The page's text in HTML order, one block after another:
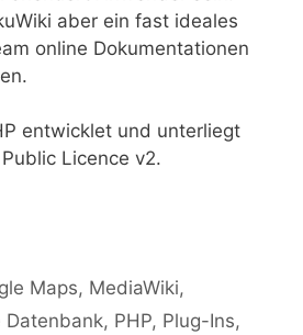
aber ein fast ideales
online Dokumentationen
entwicklet und unterliegt
Licence v2.
Maps, MediaWiki,
Datenbank, PHP, Plug-Ins,